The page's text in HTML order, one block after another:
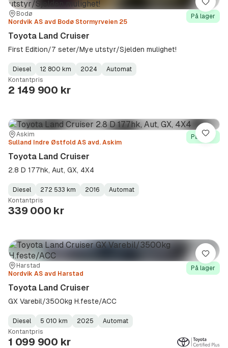
Sted:
Bodø
Forhandler:
Nordvik AS avd Bodø Stormyrveien 25
På lager
Toyota Land Cruiser
First Edition/7 seter/Mye utstyr/Sjelden mulighet!
Fuel
Type:
Diesel
Kilometerstand:
12 800 km
Model
Year:
2024
Gearbox
Type:
Automat
Kontantpris
2 149 900 kr
Lagre
Sted:
Askim
Forhandler:
Sulland Indre Østfold AS avd. Askim
På lager
Toyota Land Cruiser
2.8 D 177hk, Aut, GX, 4X4
Fuel
Type:
Diesel
Kilometerstand :
272 533 km
Model
Year:
2016
Gearbox
Type:
Automat
Kontantpris
339 000 kr
Lagre
Sted:Harstad
Forhandler:
Nordvik AS avd Harstad
På lager
Toyota Land Cruiser
GX Varebil/3500kg H.feste/ACC
Fuel
Type:
Diesel
Kilometerstand:
5 010 km
Model
Year:
2025
Gearbox
Type:
Automat
Kontantpris
1 099 900 kr
Lagre